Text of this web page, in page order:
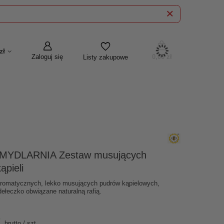
zł
Zaloguj się Listy zakupowe 0,00 zł
Zestaw musujących
lekko musujących pudrów kąpielowych,
obwiązane naturalną rafią.